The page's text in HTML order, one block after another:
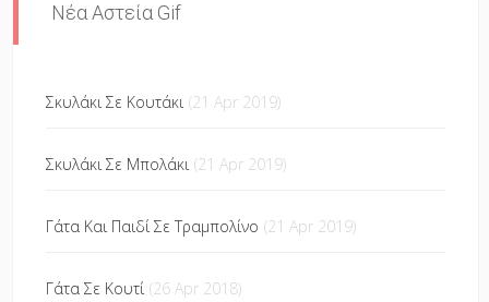
Νέα Αστεία Gif
Σκυλάκι Σε Κουτάκι (21 Apr 2019)
Σκυλάκι Σε Μπολάκι (21 Apr 2019)
Γάτα Και Παιδί Σε Τραμπολίνο (21 Apr 2019)
Γάτα Σε Κουτί (26 Apr 2018)